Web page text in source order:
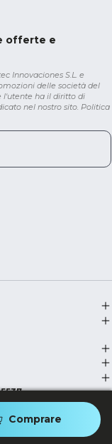
Comprare
offerte e
Innovaciones S.L. e
delle società del
l'utente ha il diritto di
nel nostro sito. Politica